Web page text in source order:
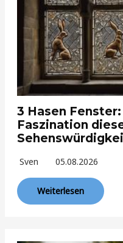
3 Hasen
Faszination
Sven 05.08.2026
Weiterlesen